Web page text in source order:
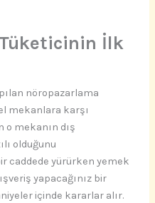
İlk
nöropazarlama
mekanlara karşı
o mekanın dış
olduğunu
caddede yürürken yemek
yapacağınız bir
içinde kararlar alır.